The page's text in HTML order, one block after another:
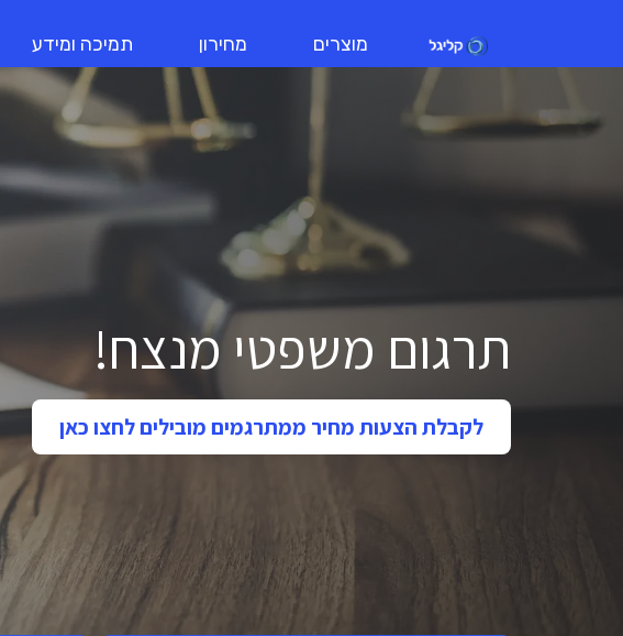
מוצרים מחירון תמיכה ומידע
תרגום משפטי מנצח!
לקבלת הצעות מחיר ממתרגמים מובילים לחצו כאן